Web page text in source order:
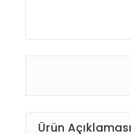
Ürün Açıklaması